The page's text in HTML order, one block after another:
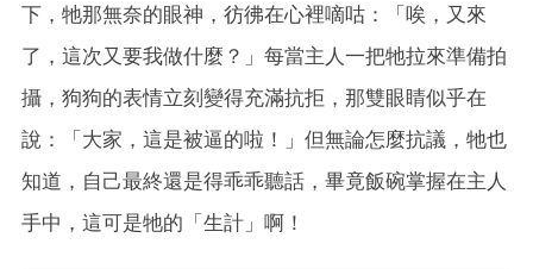
下，牠那無奈的眼神，彷彿在心裡嘀咕：「唉，又來
了，這次又要我做什麼？」每當主人一把牠拉來準備拍
攝，狗狗的表情立刻變得充滿抗拒，那雙眼睛似乎在
說：「大家，這是被逼的啦！」但無論怎麼抗議，牠也
知道，自己最終還是得乖乖聽話，畢竟飯碗掌握在主人
手中，這可是牠的「生計」啊！